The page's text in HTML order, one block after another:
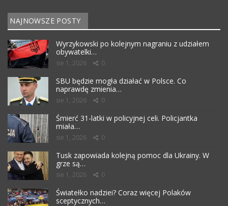
NAJNOWSZE POSTY
Wyrzykowski po kolejnym nagraniu z udziałem
obywatelki…
sie 1, 2026 0
SBU będzie mogła działać w Polsce. Co
naprawdę zmienia…
sie 1, 2026 0
Śmierć 31-latki w policyjnej celi. Policjantka
miała…
sie 1, 2026 0
Tusk zapowiada kolejną pomoc dla Ukrainy. W
grze są…
sie 1, 2026 0
Światełko nadziei? Coraz więcej Polaków
sceptycznych…